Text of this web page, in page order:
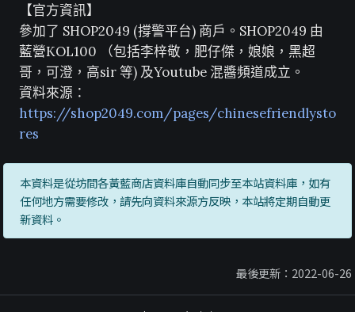
【官方資訊】
參加了 SHOP2049 (撐警平台) 商戶。SHOP2049 由
藍營KOL100 （包括李梓敬，肥仔傑，娘娘，黑超
哥，可澄，高sir 等) 及Youtube 混醬頻道成立。
資料來源：
https://shop2049.com/pages/chinesefriendlysto
res
本資料是從坊間各黃藍商店資料庫自動同步至本站資料庫，如有
任何地方需要修改，請先向資料來源方反映，本站將定期自動更
新資料。
最後更新：2022-06-26